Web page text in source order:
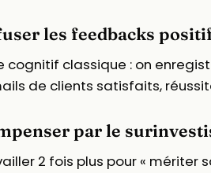
les feedbacks
cognitif classique : on
de clients satisfaits,
par le
2 fois plus pour « mériter